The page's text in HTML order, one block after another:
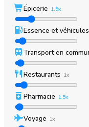
Épicerie 1,5x
Essence et
Transport en
Restaurants 1x
Pharmacie 1,5x
Voyage 1x